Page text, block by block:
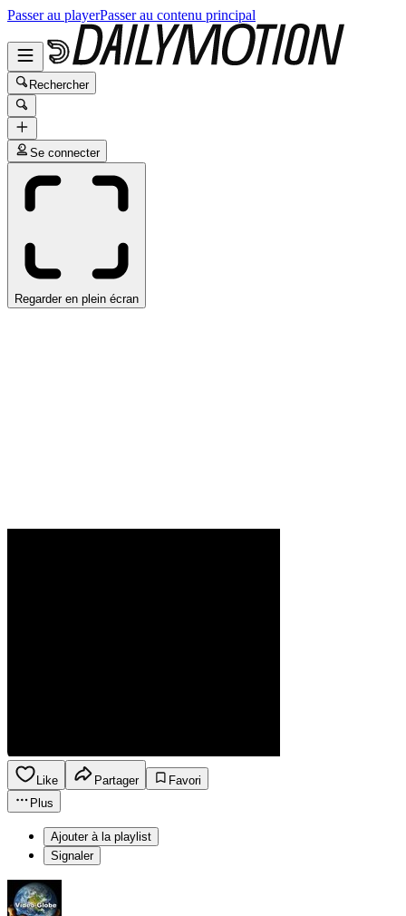
Passer au playerPasser au contenu principal
Rechercher
Se connecter
Regarder en plein écran
Like Partager
Favori
Plus
Ajouter à la playlist
Signaler